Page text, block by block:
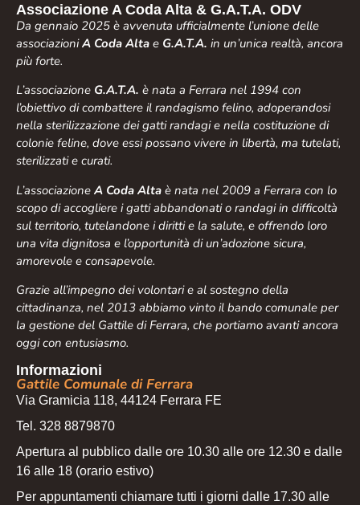
Associazione A Coda Alta & G.A.T.A. ODV
Da gennaio 2025 è avvenuta ufficialmente l’unione delle
associazioniA Coda Alta e G.A.T.A. in un’unica realtà, ancora
più forte.
L’associazione G.A.T.A. è nata a Ferrara nel 1994 con
l’obiettivo di combattere il randagismo felino, adoperandosi
nella sterilizzazione dei gatti randagi e nella costituzione di
colonie feline, dove essi possano vivere in libertà, ma tutelati,
sterilizzati e curati.
L’associazione A Coda Alta è nata nel 2009 a Ferrara con lo
scopo di accogliere i gatti abbandonati o randagi in difficoltà
sul territorio, tutelandone i diritti e la salute, e offrendo loro
una vita dignitosa e l’opportunità di un’adozione sicura,
amorevole e consapevole.
Grazie all’impegno dei volontari e al sostegno della
cittadinanza, nel 2013 abbiamo vinto il bando comunale per
la gestione del Gattile di Ferrara, che portiamo avanti ancora
oggi con entusiasmo.
Informazioni
Gattile Comunale di Ferrara
Via Gramicia 118, 44124 Ferrara FE
Tel. 328 8879870
Apertura al pubblico dalle ore 10.30 alle ore 12.30 e dalle
16 alle 18 (orario estivo)
Per appuntamenti chiamare tutti i giorni dalle 17.30 alle